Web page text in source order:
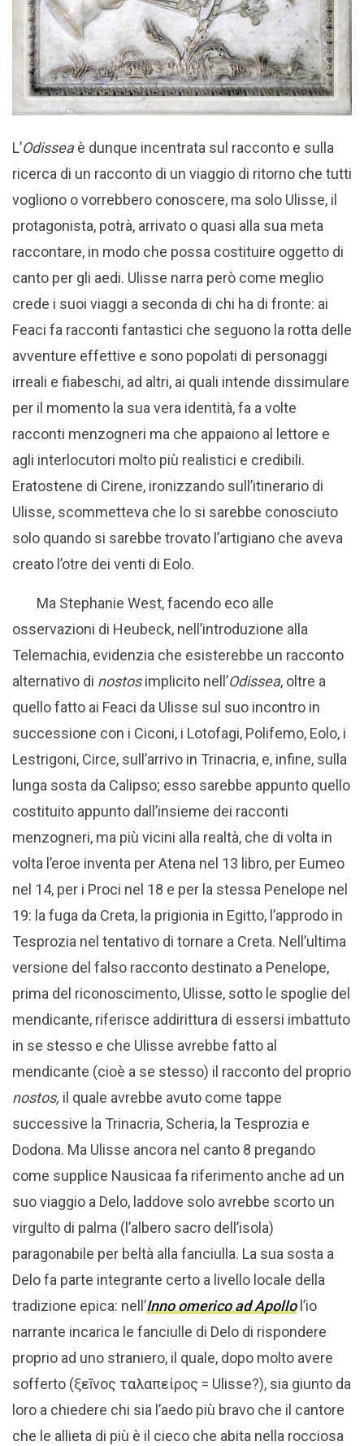
L’Odisseaè dunque incentrata sul racconto e sulla
ricerca di un racconto di un viaggio di ritorno che tutti
vogliono o vorrebbero conoscere, ma solo Ulisse, il
protagonista, potrà, arrivato o quasi alla sua meta
raccontare, in modo che possa costituire oggetto di
canto per gli aedi. Ulisse narra però come meglio
crede i suoi viaggi a seconda di chi ha di fronte: ai
Feaci fa racconti fantastici che seguono la rotta delle
avventure effettive e sono popolati di personaggi
irreali e fiabeschi, ad altri, ai quali intende dissimulare
per il momento la sua vera identità, fa a volte
racconti menzogneri ma che appaiono al lettore e
agli interlocutori molto più realistici e credibili.
Eratostene di Cirene, ironizzando sull’itinerario di
Ulisse, scommetteva che lo si sarebbe conosciuto
solo quando si sarebbe trovato l’artigiano che aveva
creato l’otre dei venti di Eolo.
Ma Stephanie West, facendo eco alle
osservazioni di Heubeck, nell’introduzione alla
Telemachia, evidenzia che esisterebbe un racconto
alternativo di nostosimplicito nell’Odissea, oltre a
quello fatto ai Feaci da Ulisse sul suo incontro in
successione con i Ciconi, i Lotofagi, Polifemo, Eolo, i
Lestrigoni, Circe, sull’arrivo in Trinacria, e, infine, sulla
lunga sosta da Calipso; esso sarebbe appunto quello
costituito appunto dall’insieme dei racconti
menzogneri, ma più vicini alla realtà, che di volta in
volta l’eroe inventa per Atena nel 13 libro, per Eumeo
nel 14, per i Proci nel 18 e per la stessa Penelope nel
19: la fuga da Creta, la prigionia in Egitto, l’approdo in
Tesprozia nel tentativo di tornare a Creta. Nell’ultima
versione del falso racconto destinato a Penelope,
prima del riconoscimento, Ulisse, sotto le spoglie del
mendicante, riferisce addirittura di essersi imbattuto
in se stesso e che Ulisse avrebbe fatto al
mendicante (cioè a se stesso) il racconto del proprio
nostos, il quale avrebbe avuto come tappe
successive la Trinacria, Scheria, la Tesprozia e
Dodona. Ma Ulisse ancora nel canto 8 pregando
come supplice Nausicaa fa riferimento anche ad un
suo viaggio a Delo, laddove solo avrebbe scorto un
virgulto di palma (l’albero sacro dell’isola)
paragonabile per beltà alla fanciulla. La sua sosta a
Delo fa parte integrante certo a livello locale della
tradizione epica: nell’Inno omerico ad Apollo l’io
narrante incarica le fanciulle di Delo di rispondere
proprio ad uno straniero, il quale, dopo molto avere
sofferto (ξεῖνος ταλαπείρος = Ulisse?), sia giunto da
loro a chiedere chi sia l’aedo più bravo che il cantore
che le allieta di più è il cieco che abita nella rocciosa